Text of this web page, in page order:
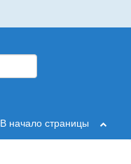
В начало страницы